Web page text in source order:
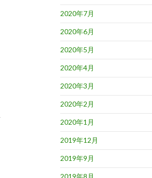
2020年7月
2020年6月
2020年5月
2020年4月
2020年3月
2020年2月
2020年1月
2019年12月
2019年9月
2019年8月